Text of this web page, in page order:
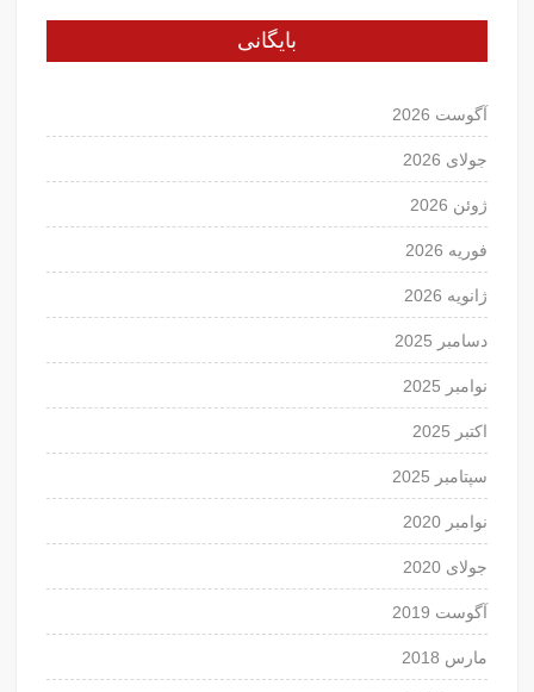
بایگانی
آگوست 2026
جولای 2026
ژوئن 2026
فوریه 2026
ژانویه 2026
دسامبر 2025
نوامبر 2025
اکتبر 2025
سپتامبر 2025
نوامبر 2020
جولای 2020
آگوست 2019
مارس 2018